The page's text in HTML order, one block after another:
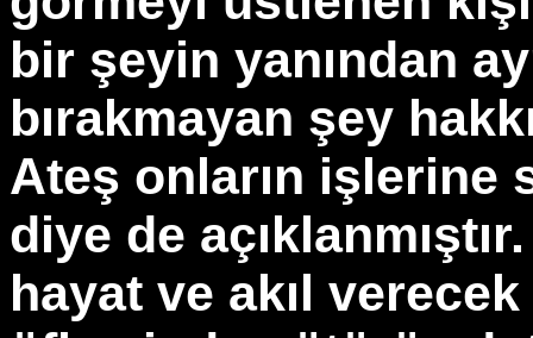
bir şeyin yanından
bırakmayan şey
Ateş onların işlerine
diye de
hayat ve akıl